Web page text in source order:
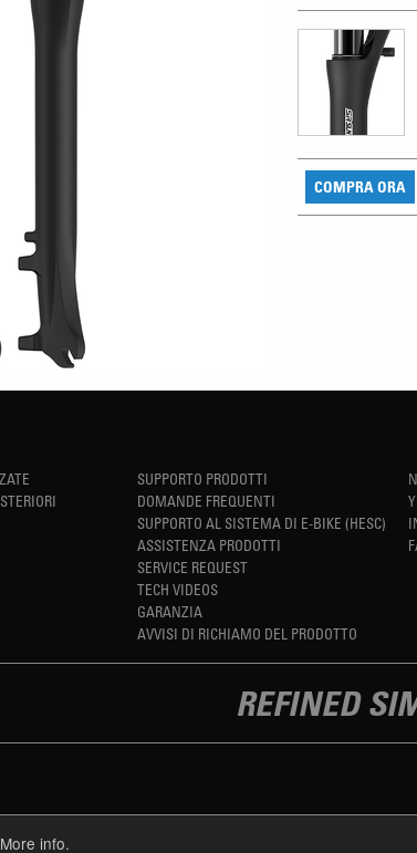
More info.
COMPRA ORA
SUPPORTO PRODOTTI
DOMANDE FREQUENTI
SUPPORTO AL SISTEMA DI E-BIKE (HESC)
ASSISTENZA PRODOTTI
SERVICE REQUEST
TECH VIDEOS
GARANZIA
AVVISI DI RICHIAMO DEL PRODOTTO
REFINED